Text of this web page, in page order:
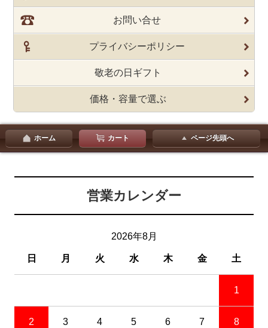
お問い合せ
プライバシーポリシー
敬老の日ギフト
価格・容量で選ぶ
ホーム カート ページ先頭へ
営業カレンダー
2026年8月
日 月 火 水 木 金 土
1
2 3 4 5 6 7 8